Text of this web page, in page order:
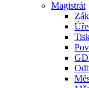
Magistrát